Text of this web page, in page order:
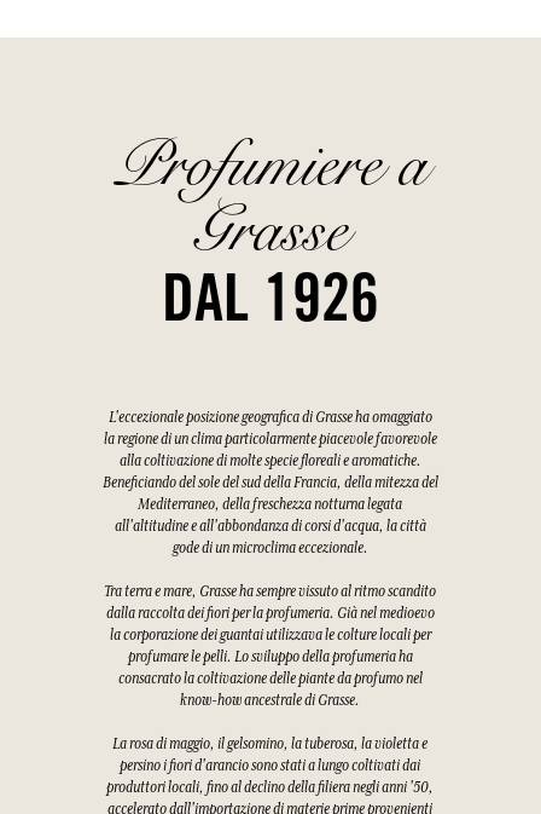
Profumiere a
Grasse
DAL 1926
L'eccezionale posizione geografica di Grasse ha omaggiato
la regione di un clima particolarmente piacevole favorevole
alla coltivazione di molte specie floreali e aromatiche.
Beneficiando del sole del sud della Francia, della mitezza del
Mediterraneo, della freschezza notturna legata
all'altitudine e all'abbondanza di corsi d'acqua, la città
gode di un microclima eccezionale.
Tra terra e mare, Grasse ha sempre vissuto al ritmo scandito
dalla raccolta dei fiori per la profumeria. Già nel medioevo
la corporazione dei guantai utilizzava le colture locali per
profumare le pelli. Lo sviluppo della profumeria ha
consacrato la coltivazione delle piante da profumo nel
know-how ancestrale di Grasse.
La rosa di maggio, il gelsomino, la tuberosa, la violetta e
persino i fiori d'arancio sono stati a lungo coltivati dai
produttori locali, fino al declino della filiera negli anni '50,
accelerato dall'importazione di materie prime provenienti